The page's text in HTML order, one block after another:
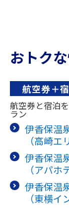
おトク
航空券＋
航空券と宿泊
ラン
伊香保温
（高崎エ
伊香保温
（アパホ
伊香保温
（東横イ